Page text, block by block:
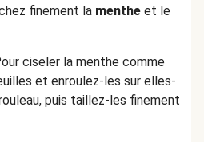
finement la menthe et le
ciseler la menthe comme
et enroulez-les sur elles-
puis taillez-les finement